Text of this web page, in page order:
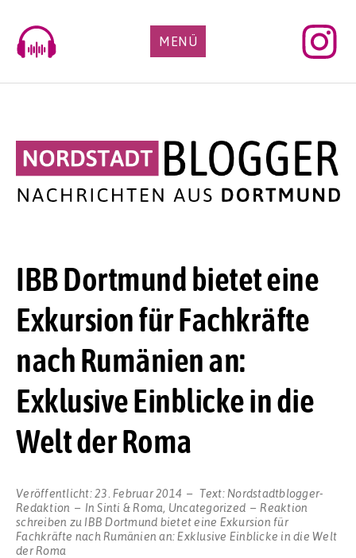
content
MENÜ
IBB Dortmund bietet eine
Exkursion für Fachkräfte
nach Rumänien an:
Exklusive Einblicke in die
Welt der Roma
Veröffentlicht:23. Februar 2014 Text: Nordstadtblogger-
Redaktion
InSinti & Roma, Uncategorized
Reaktion
schreiben zu IBB Dortmund bietet eine Exkursion für
Fachkräfte nach Rumänien an: Exklusive Einblicke in die Welt
der Roma